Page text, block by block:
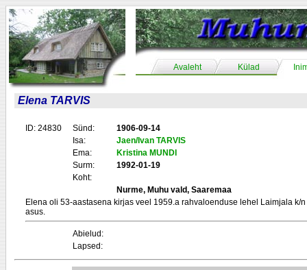
Avaleht Külad
Elena TARVIS
ID: 24830 Sünd:
1906-09-14
Isa:
Jaen/Ivan TARVIS
Ema:
Kristina MUNDI
Surm:
1992-01-19
Koht:
Nurme, Muhu vald, Saaremaa
Elena oli 53-aastasena kirjas veel 1959.a rahvaloenduse lehel Laimjala
asus.
Abielud:
Lapsed: